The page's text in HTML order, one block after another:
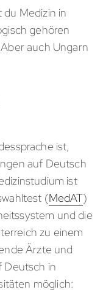
Medizin in
gehören
auch Ungarn
ist,
auf Deutsch
ist
(MedAT)
und die
zu einem
Ärzte und
Deutsch in
möglich: